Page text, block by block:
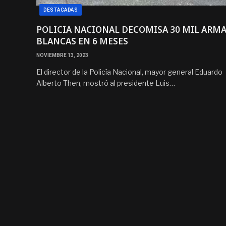
DESTACADAS
POLICIA NACIONAL DECOMISA 30 MIL
BLANCAS EN 6 MESES
NOVIEMBRE 13, 2023
El director de la Policía Nacional, mayor general Eduardo
Alberto Then, mostró al presidente Luis…